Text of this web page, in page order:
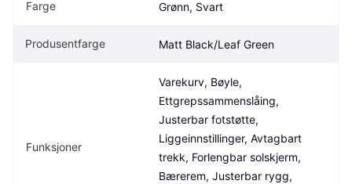
Farge Grønn, Svart
Produsentfarge Matt Black/Leaf Green
Funksjoner
Varekurv, Bøyle,
Ettgrepssammenslåing,
Justerbar fotstøtte,
Liggeinnstillinger, Avtagbart
trekk, Forlengbar solskjerm,
Bærerem, Justerbar rygg,